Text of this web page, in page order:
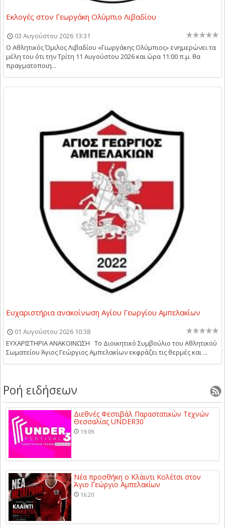
Εκλογές στον Γεωργάκη Ολύμπιο Λιβαδίου
03 Αυγούστου 2026 13:31
Ο Αθλητικός Όμιλος Λιβαδίου «Γιωργάκης Ολύμπιος» ενημερώνει τα
μέλη του ότι την Τρίτη 11 Αυγούστου 2026 και ώρα 11:00 π.μ. θα
πραγματοποιη...
Ευχαριστήρια ανακοίνωση Αγίου Γεωργίου Αμπελακίων
01 Αυγούστου 2026 10:38
ΕΥΧΑΡΙΣΤΗΡΙΑ ΑΝΑΚΟΙΝΩΣΗ Το Διοικητικό Συμβούλιο του Αθλητικού
Σωματείου Άγιος Γεώργιος Αμπελακίων εκφράζει τις θερμές και ...
Ροή ειδήσεων
Διεθνές Φεστιβάλ Παραστατικών Τεχνών
Θεσσαλίας UNDER30
19:09
Νέα προσθήκη ο Κλάιντι Κολέτσι στον
Άγιο Γεώργιο Αμπελακίων
16:20